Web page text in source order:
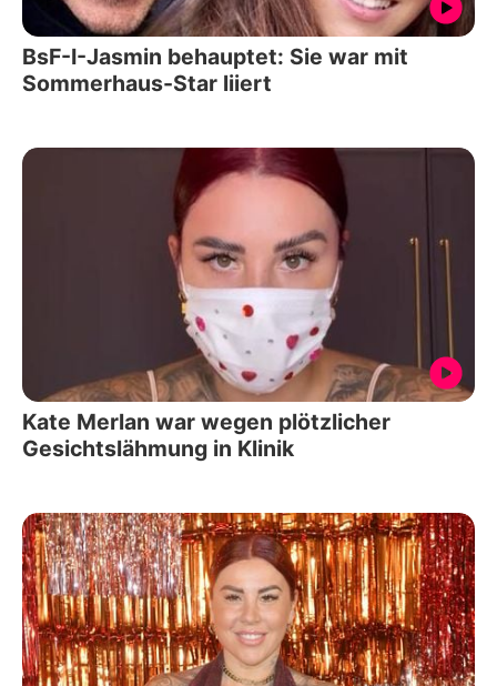
BsF-I-Jasmin behauptet: Sie war mit
Sommerhaus-Star liiert
Kate Merlan war wegen plötzlicher
Gesichtslähmung in Klinik